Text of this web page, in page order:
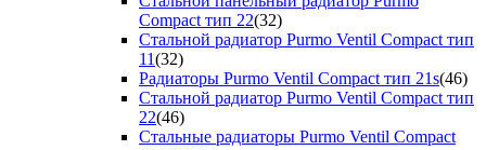
Compact тип 22(32)
Стальной радиатор Purmo Ventil Compact тип
11(32)
Радиаторы Purmo Ventil Compact тип 21s(46)
Стальной радиатор Purmo Ventil Compact тип
22(46)
Стальные радиаторы Purmo Ventil Compact